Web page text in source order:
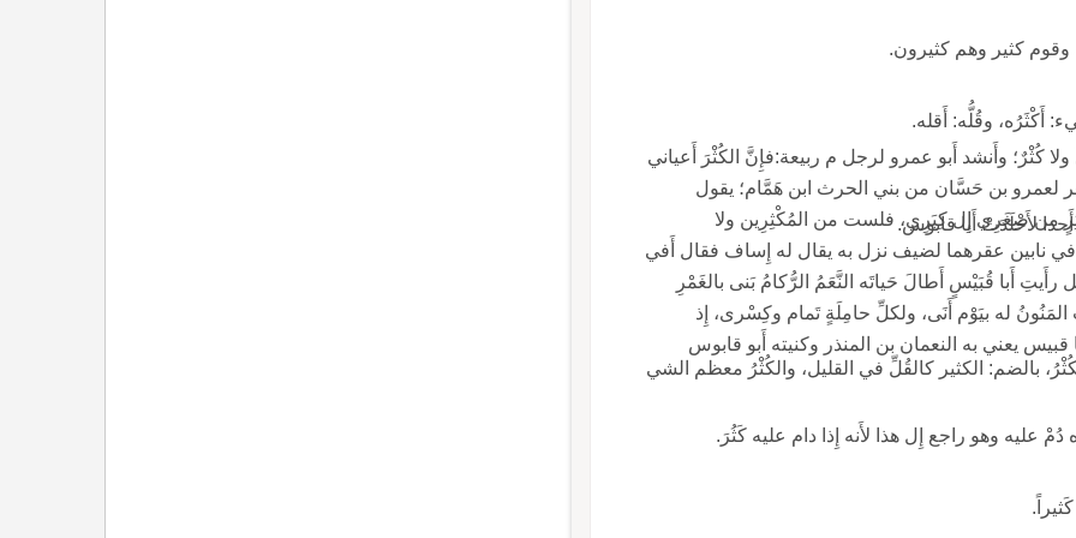
وقوم كثير وهم كثيرون.
كُثْرٌ؛ وأَنشد أَبو عمرو لرجل م ربيعة:فإِنَّ الكُثْرَ أَعياني
لعمرو بن حَسَّان من بني الحرث ابن هَمَّام؛ يقول
من صِغَرِي إِل كِبَرِي، فلست من المُكْثِرِين ولا
في نابين عقرهما لضيف نزل به يقال له إِساف فقال أَفي
أَبا قُبَيْسٍ أَطالَ حَياتَه النَّعَمُ الرُّكامُ بَنى بالغَمْرِ
له بيَوْم أَنَى، ولكلِّ حامِلَةٍ تَمام وكِسْرى، إِذ
يعني به النعمان بن المنذر وكنيته أَبو قابوس
لأَخْلَدَتْ أَبا قابوس.
بالضم: الكثير كالقُلِّ في القليل، والكُثْرُ معظم الشي
دُمْ عليه وهو راجع إِل هذا لأَنه إِذا دام عليه كَثُرَ.